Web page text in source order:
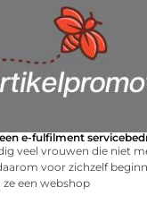
e-fulfilment
veel vrouwen die niet
voor zichzelf
een webshop